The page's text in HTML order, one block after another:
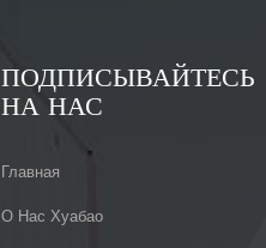
ПОДПИСЫВАЙТЕСЬ
НА НАС
Главная
О Нас Хуабао